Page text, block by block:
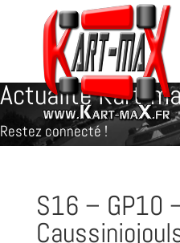
Actualité Kart-
Restez connecté !
S16 – GP10